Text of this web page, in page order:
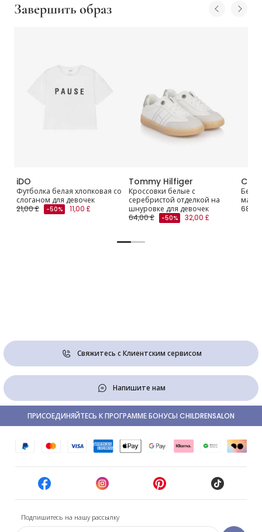
Завершить образ
iDO
Футболка белая хлопковая со
слоганом для девочек
21,00 £
-50% 11,00 £
Tommy Hilfiger
Кроссовки белые с
серебристой отделкой на
шнуровке для девочек
64,00 £
-50% 32,00 £
68,00
Свяжитесь с Клиентским сервисом
Напишите нам
Подпишитесь на нашу рассылку
ПРИСОЕДИНЯЙТЕСЬ К ПРОГРАММЕ БОНУСЫ CHILDRENSALON